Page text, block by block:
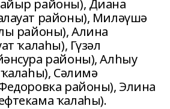
районы), Диана
районы), Миләүшә
районы), Алина
ҡалаһы), Гүзәл
районы), Алһыу
Сәлимә
районы), Элина
ҡалаһы).